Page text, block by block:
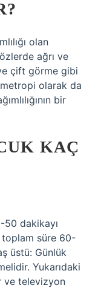
olan
ağrı ve
çift görme gibi
olarak da
bir
KAÇ
dakikayı
toplam süre 60-
üstü: Günlük
Yukarıdaki
ve televizyon